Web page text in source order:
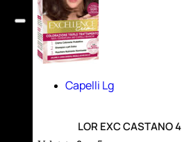
Capelli Lg
LOR EXC CASTANO 4